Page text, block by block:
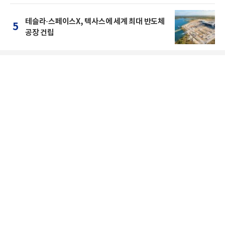
5
테슬라·스페이스X, 텍사스에 세계 최대 반도체
공장 건립